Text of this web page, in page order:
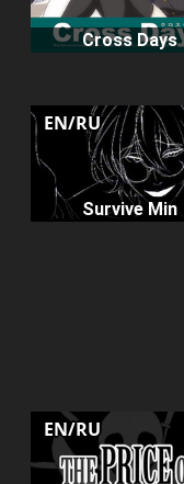
Cross Days
Survive Min
EN/RU
EN/RU